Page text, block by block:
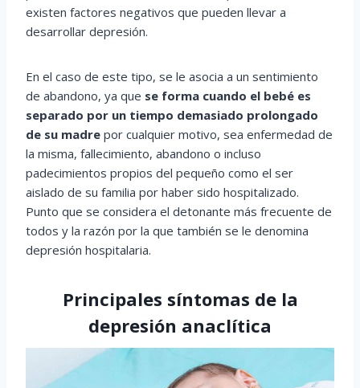
existen factores negativos que pueden llevar a
desarrollar depresión.
En el caso de este tipo, se le asocia a un sentimiento
de abandono, ya que se forma cuando el bebé es
separado por un tiempo demasiado prolongado
de su madre por cualquier motivo, sea enfermedad de
la misma, fallecimiento, abandono o incluso
padecimientos propios del pequeño como el ser
aislado de su familia por haber sido hospitalizado.
Punto que se considera el detonante más frecuente de
todos y la razón por la que también se le denomina
depresión hospitalaria.
Principales síntomas de la
depresión anaclítica